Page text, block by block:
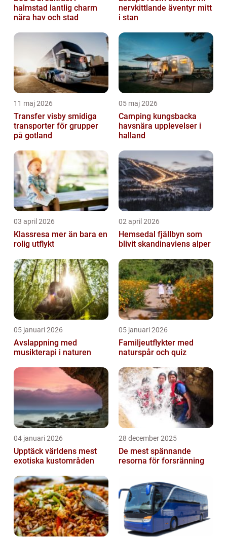
halmstad lantlig charm
nära hav och stad
nervkittlande äventyr mitt
i stan
11 maj 2026
Transfer visby smidiga
transporter för grupper
på gotland
05 maj 2026
Camping kungsbacka
havsnära upplevelser i
halland
03 april 2026
Klassresa mer än bara en
rolig utflykt
02 april 2026
Hemsedal fjällbyn som
blivit skandinaviens alper
05 januari 2026
Avslappning med
musikterapi i naturen
05 januari 2026
Familjeutflykter med
naturspår och quiz
04 januari 2026
Upptäck världens mest
exotiska kustområden
28 december 2025
De mest spännande
resorna för forsränning